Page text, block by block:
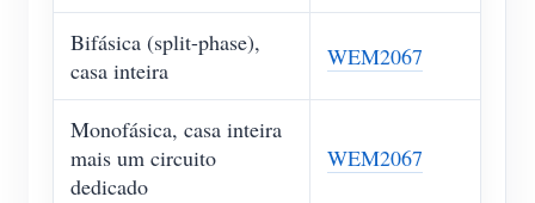
Bifásica (split-phase),
casa inteira
WEM2067
Monofásica, casa inteira
mais um circuito
dedicado
WEM2067